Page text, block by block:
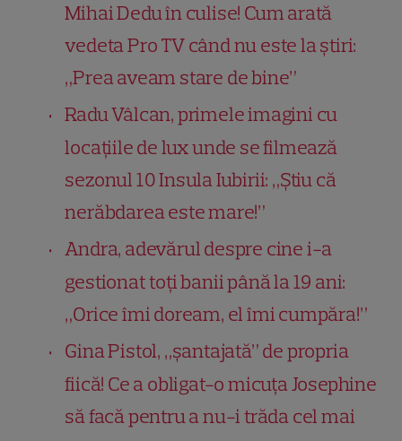
Mihai Dedu în culise! Cum arată
vedeta Pro TV când nu este la știri:
„Prea aveam stare de bine”
Radu Vâlcan, primele imagini cu
locațiile de lux unde se filmează
sezonul 10 Insula Iubirii: „Știu că
nerăbdarea este mare!”
Andra, adevărul despre cine i-a
gestionat toți banii până la 19 ani:
„Orice îmi doream, el îmi cumpăra!”
Gina Pistol, „șantajată” de propria
fiică! Ce a obligat-o micuța Josephine
să facă pentru a nu-i trăda cel mai